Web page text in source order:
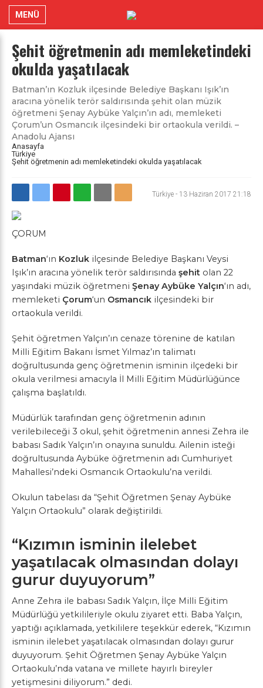
MENÜ
Şehit öğretmenin adı memleketindeki
okulda yaşatılacak
Batman’ın Kozluk ilçesinde Belediye Başkanı Işık’ın
aracına yönelik terör saldırısında şehit olan müzik
öğretmeni Şenay Aybüke Yalçın’ın adı, memleketi
Çorum’un Osmancık ilçesindeki bir ortaokula verildi. –
Anadolu Ajansı
Anasayfa
Türkiye
Şehit öğretmenin adı memleketindeki okulda yaşatılacak
Türkiye - 13 Haziran 2017 21:18
ÇORUM
Batman‘ın Kozluk ilçesinde Belediye Başkanı Veysi
Işık’ın aracına yönelik terör saldırısında şehit olan 22
yaşındaki müzik öğretmeni Şenay Aybüke Yalçın‘ın adı,
memleketi Çorum‘un Osmancık ilçesindeki bir
ortaokula verildi.
Şehit öğretmen Yalçın’ın cenaze törenine de katılan
Milli Eğitim Bakanı İsmet Yılmaz’ın talimatı
doğrultusunda genç öğretmenin isminin ilçedeki bir
okula verilmesi amacıyla İl Milli Eğitim Müdürlüğünce
çalışma başlatıldı.
Müdürlük tarafından genç öğretmenin adının
verilebileceği 3 okul, şehit öğretmenin annesi Zehra ile
babası Sadık Yalçın’ın onayına sunuldu. Ailenin isteği
doğrultusunda Aybüke öğretmenin adı Cumhuriyet
Mahallesi’ndeki Osmancık Ortaokulu’na verildi.
Okulun tabelası da “Şehit Öğretmen Şenay Aybüke
Yalçın Ortaokulu” olarak değiştirildi.
“Kızımın isminin ilelebet
yaşatılacak olmasından dolayı
gurur duyuyorum”
Anne Zehra ile babası Sadık Yalçın, İlçe Milli Eğitim
Müdürlüğü yetkilileriyle okulu ziyaret etti. Baba Yalçın,
yaptığı açıklamada, yetkililere teşekkür ederek, “Kızımın
isminin ilelebet yaşatılacak olmasından dolayı gurur
duyuyorum. Şehit Öğretmen Şenay Aybüke Yalçın
Ortaokulu’nda vatana ve millete hayırlı bireyler
yetişmesini diliyorum.” dedi.